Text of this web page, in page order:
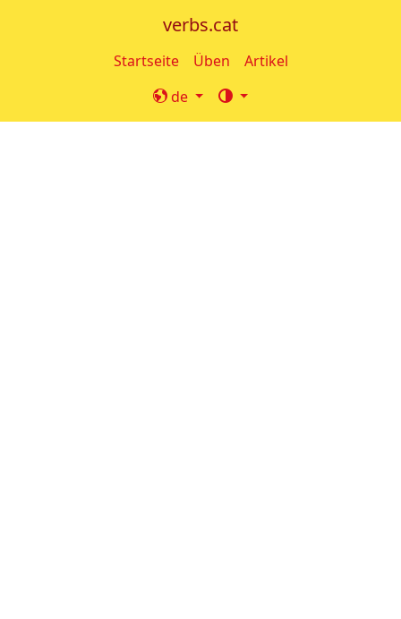
verbs.cat
Startseite Üben
Artikel
de